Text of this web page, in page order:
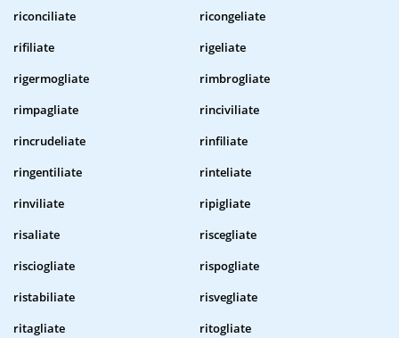
riconciliate
ricongeliate
rifiliate
rigeliate
rigermogliate
rimbrogliate
rimpagliate
rinciviliate
rincrudeliate
rinfiliate
ringentiliate
rinteliate
rinviliate
ripigliate
risaliate
riscegliate
risciogliate
rispogliate
ristabiliate
risvegliate
ritagliate
ritogliate